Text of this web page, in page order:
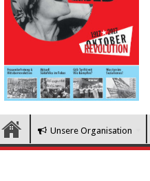
Unsere Organisation